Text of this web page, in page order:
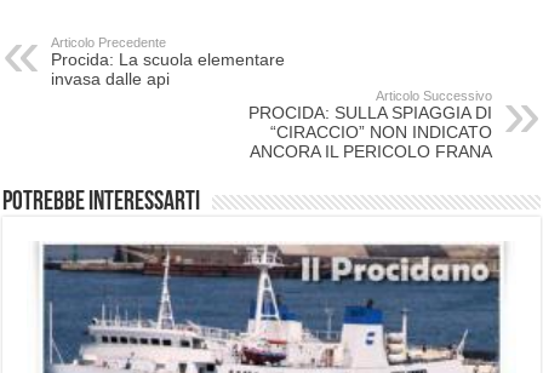
Articolo Precedente
Procida: La scuola elementare
invasa dalle api
Articolo Successivo
PROCIDA: SULLA SPIAGGIA DI
“CIRACCIO” NON INDICATO
ANCORA IL PERICOLO FRANA
Potrebbe interessarti